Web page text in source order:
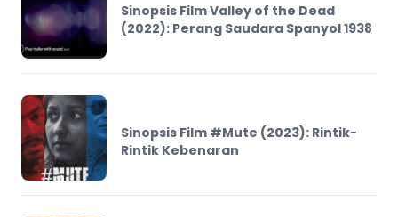
Sinopsis Film Valley of the Dead
(2022): Perang Saudara Spanyol 1938
Sinopsis Film #Mute (2023): Rintik-
Rintik Kebenaran